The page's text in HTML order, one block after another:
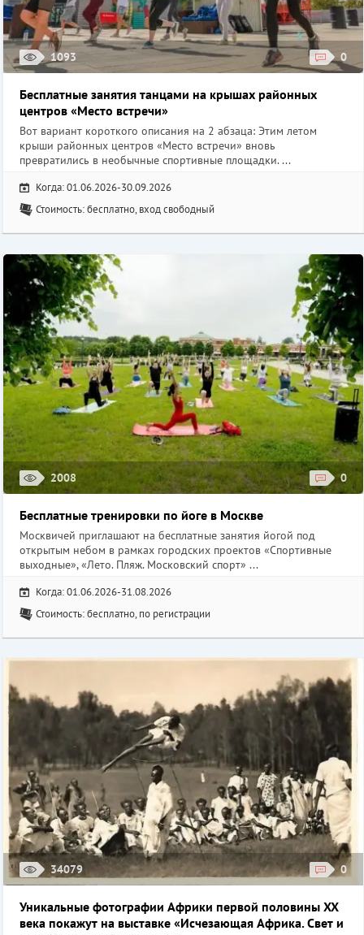
1093 0
Бесплатные занятия танцами на крышах районных
центров «Место встречи»
Вот вариант короткого описания на 2 абзаца: Этим летом
крыши районных центров «Место встречи» вновь
превратились в необычные спортивные площадки. ...
Когда: 01.06.2026-30.09.2026
Стоимость: бесплатно, вход свободный
2008 0
Бесплатные тренировки по йоге в Москве
Москвичей приглашают на бесплатные занятия йогой под
открытым небом в рамках городских проектов «Спортивные
выходные», «Лето. Пляж. Московский спорт» ...
Когда: 01.06.2026-31.08.2026
Стоимость: бесплатно, по регистрации
34079 0
Уникальные фотографии Африки первой половины XX
века покажут на выставке «Исчезающая Африка. Свет и